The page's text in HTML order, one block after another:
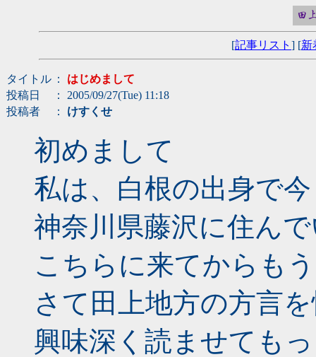
[記事リスト ] [新
タイトル ： はじめまして
投稿日
： 2005/09/27(Tue) 11:18
投稿者
： けすくせ
初めまして
私は、白根の出身で今
神奈川県藤沢に住ん
こちらに来てからも
さて田上地方の方言
興味深く読ませても